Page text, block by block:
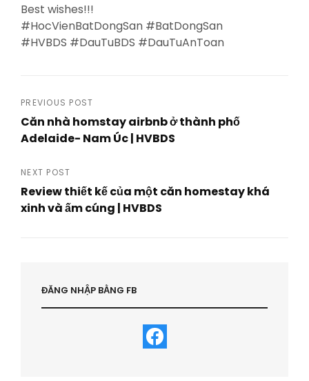
Best wishes!!!
#HocVienBatDongSan #BatDongSan
#HVBDS #DauTuBDS #DauTuAnToan
Post
navigation
PREVIOUS POST
Căn nhà homstay airbnb ở thành phố
Adelaide- Nam Úc | HVBDS
Post
NEXT POST
Review thiết kế của một căn homestay khá
xinh và ấm cúng | HVBDS
ĐĂNG NHẬP BẰNG FB